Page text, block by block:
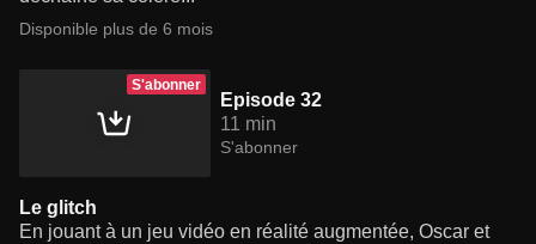
Disponible plus de 6 mois
S'abonner
Episode 32
11 min
S'abonner
Le glitch
En jouant à un jeu vidéo en réalité augmentée, Oscar et